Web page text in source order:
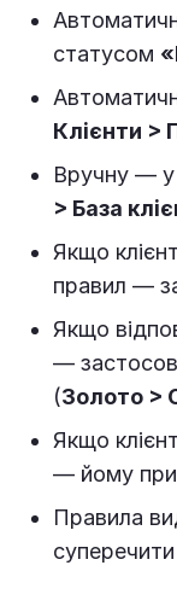
статусом
Клієнти >
Вручну — у
> База
Якщо
правил —
Якщо
—
(Золото >
Якщо
— йому
Правила
суперечити